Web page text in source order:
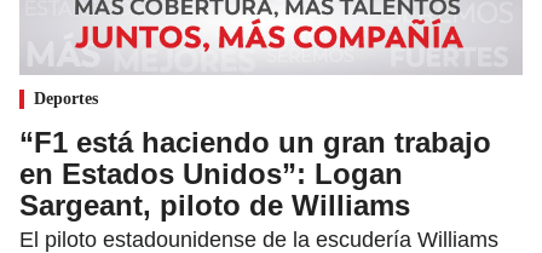
Deportes
“F1 está haciendo un gran trabajo
en Estados Unidos”: Logan
Sargeant, piloto de Williams
El piloto estadounidense de la escudería Williams